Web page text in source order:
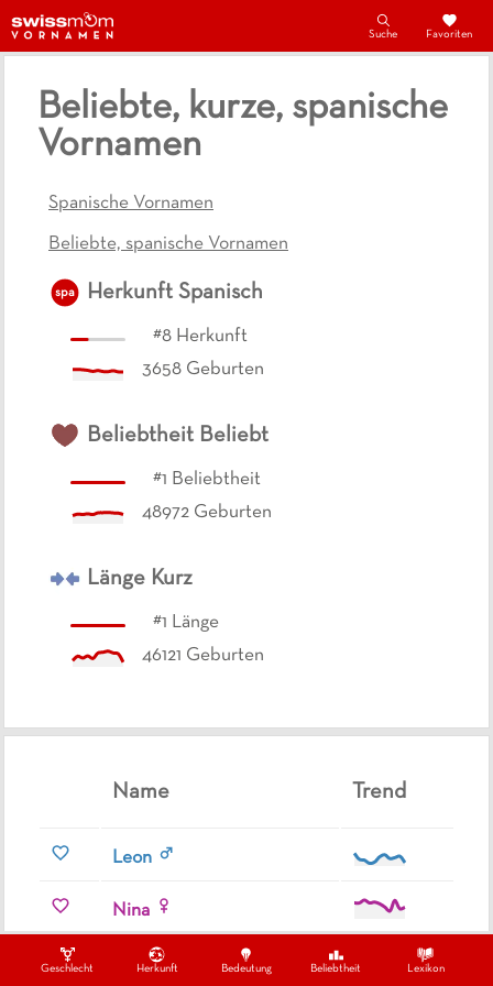
Geschlecht Herkunft Bedeutung Beliebtheit Lexikon
Suche Favoriten
Beliebte, kurze, spanische
Vornamen
Spanische Vornamen
Beliebte, spanische Vornamen
spa Herkunft Spanisch
#8 Herkunft
3658 Geburten
Beliebtheit Beliebt
#1 Beliebtheit
48972 Geburten
Länge Kurz
#1 Länge
46121 Geburten
Name Trend
Leon
Nina
Laura